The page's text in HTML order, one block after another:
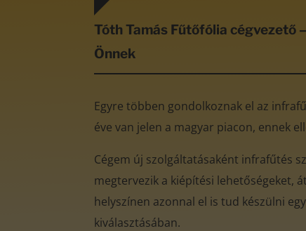
Tóth Tamás Fűtőfólia
Önnek
Egyre többen gondolkoznak el az
éve van jelen a magyar piacon, ennek
Cégem új szolgáltatásaként infrafűtés
megtervezik a kiépítési lehetőségeket,
helyszínen azonnal el is tud készülni
kiválasztásában.